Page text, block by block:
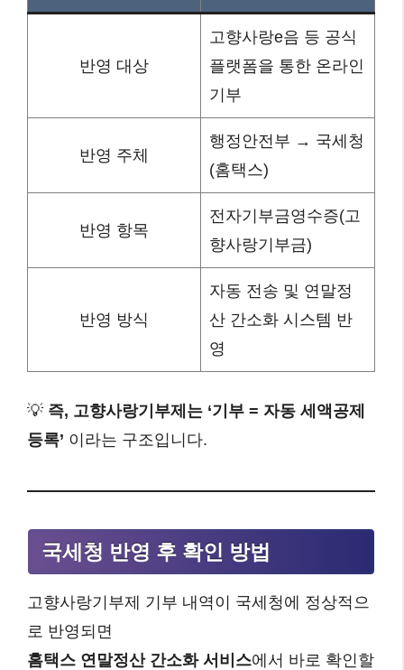
반영 대상
고향사랑e음 등 공식
플랫폼을 통한 온라인
기부
반영 주체
행정안전부 → 국세청
(홈택스)
반영 항목
전자기부금영수증(고
향사랑기부금)
반영 방식
자동 전송 및 연말정
산 간소화 시스템 반
영
💡 즉, 고향사랑기부제는 ‘기부 = 자동 세액공제
등록’ 이라는 구조입니다.
국세청 반영 후 확인 방법
고향사랑기부제 기부 내역이 국세청에 정상적으
로 반영되면
홈택스 연말정산 간소화 서비스에서 바로 확인할